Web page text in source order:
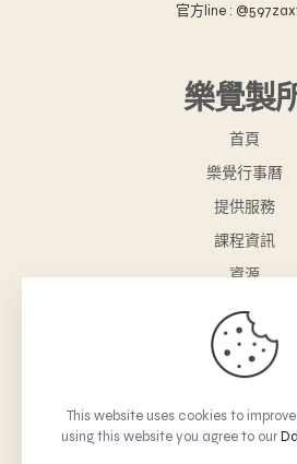
官方line :
樂覺製
首頁
樂覺行事曆
提供服務
課程資訊
資源
樂覺小舖
聯絡我們
購物車
This website uses cookies to
using this website you agree to our